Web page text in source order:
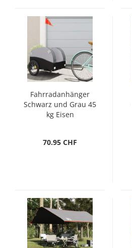
Fahrradanhänger
Schwarz und Grau 45
kg Eisen
70.95 CHF